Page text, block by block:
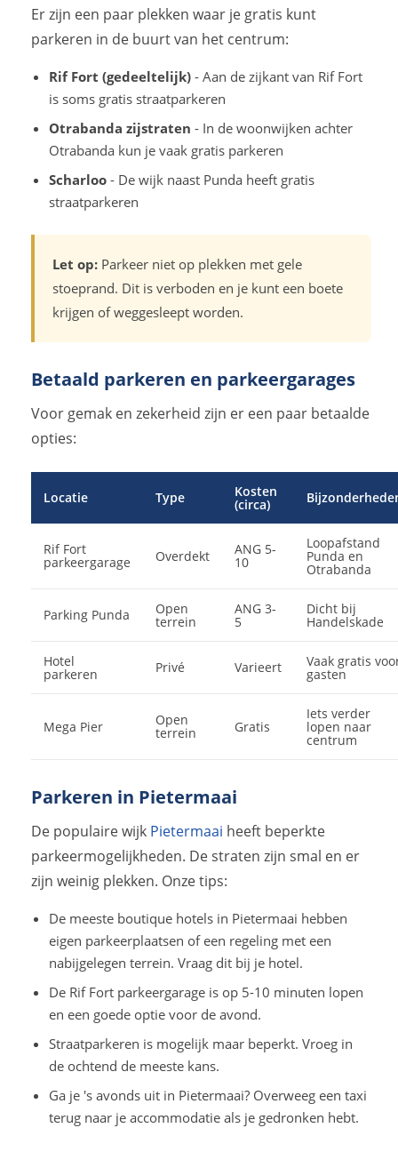
Er zijn een paar plekken waar je gratis kunt
parkeren in de buurt van het centrum:
Rif Fort (gedeeltelijk) - Aan de zijkant van Rif Fort
is soms gratis straatparkeren
Otrabanda zijstraten - In de woonwijken achter
Otrabanda kun je vaak gratis parkeren
Scharloo - De wijk naast Punda heeft gratis
straatparkeren
Let op: Parkeer niet op plekken met gele
stoeprand. Dit is verboden en je kunt een boete
krijgen of weggesleept worden.
Betaald parkeren en parkeergarages
Voor gemak en zekerheid zijn er een paar betaalde
opties:
Locatie Type Kosten
(circa)
Rif Fort
parkeergarage Overdekt ANG 5-
10
Loopafstand
Punda en
Otrabanda
Parking Punda Open
terrein
ANG 3-
5
Dicht bij
Handelskade
Hotel
parkeren Privé Varieert Vaak gratis
gasten
Mega Pier Open
terrein Gratis
Iets verder
lopen naar
centrum
Parkeren in Pietermaai
De populaire wijk Pietermaai heeft beperkte
parkeermogelijkheden. De straten zijn smal en er
zijn weinig plekken. Onze tips:
De meeste boutique hotels in Pietermaai hebben
eigen parkeerplaatsen of een regeling met een
nabijgelegen terrein. Vraag dit bij je hotel.
De Rif Fort parkeergarage is op 5-10 minuten lopen
en een goede optie voor de avond.
Straatparkeren is mogelijk maar beperkt. Vroeg in
de ochtend de meeste kans.
Ga je 's avonds uit in Pietermaai? Overweeg een taxi
terug naar je accommodatie als je gedronken hebt.